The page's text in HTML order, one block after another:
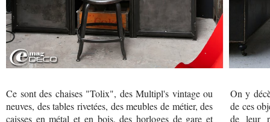
Ce sont des chaises "Tolix", des Multipl's vintage ou
neuves, des tables rivetées, des meubles de métier, des
caisses en métal et en bois, des horloges de gare et
On y
de ces
de leur